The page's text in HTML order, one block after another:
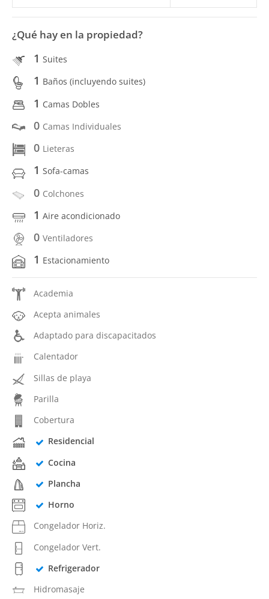
¿Qué hay en la propiedad?
1 Suites
1 Baños (incluyendo suites)
1 Camas Dobles
0 Camas Individuales
0 Lieteras
1 Sofa-camas
0 Colchones
1 Aire acondicionado
0 Ventiladores
1 Estacionamiento
Academia
Acepta animales
Adaptado para discapacitados
Calentador
Sillas de playa
Parilla
Cobertura
Residencial
Cocina
Plancha
Horno
Congelador Horiz.
Congelador Vert.
Refrigerador
Hidromasaje